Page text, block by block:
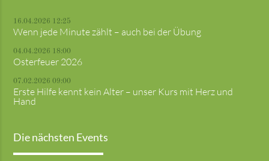
16.04.2026 12:25
Wenn jede Minute zählt – auch bei der Übung
04.04.2026 18:00
Osterfeuer 2026
07.02.2026 09:00
Erste Hilfe kennt kein Alter – unser Kurs mit Herz und
Hand
Die nächsten Events